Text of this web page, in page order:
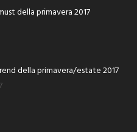
della primavera 2017
della primavera/estate 2017